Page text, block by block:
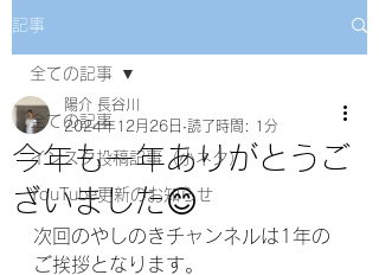
記事
全ての記事
インスタ投稿記事（小ネタ）
YouTube更新のお知らせ
全ての記事
今年も一年ありがとうご
ざいました😊
陽介 長谷川
2024年12月26日 読了時間: 1分
次回のやしのきチャンネルは1年の
ご挨拶となります。